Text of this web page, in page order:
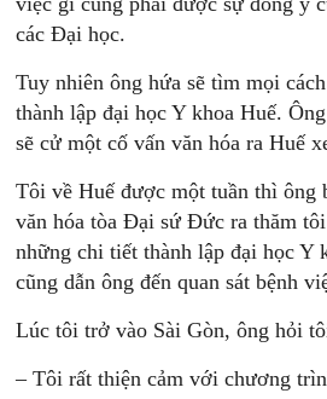
các Đại học.
Tuy nhiên ông hứa sẽ tìm mọi
thành lập đại học Y khoa Huế.
sẽ cử một cố vấn văn hóa ra Huế
Tôi về Huế được một tuần thì ông
văn hóa tòa Đại sứ Đức ra thăm
những chi tiết thành lập đại học Y
cũng dẫn ông đến quan sát bệnh
Lúc tôi trở vào Sài Gòn, ông hỏi
– Tôi rất thiện cảm với chương